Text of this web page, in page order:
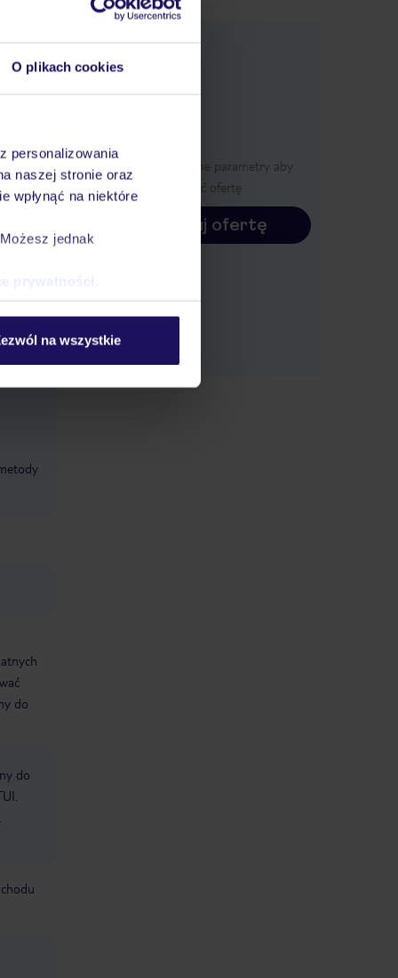
O plikach cookies
personalizowania
naszej stronie oraz
wpłynąć na niektóre
jednak
prywatności
na wszystkie
do
do
Określ poszczególne parametry aby
wyświetlić ofertę
Konfiguruj ofertę